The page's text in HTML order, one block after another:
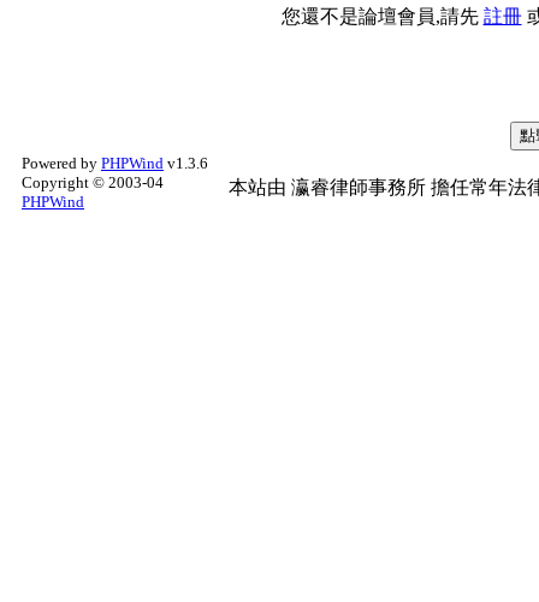
您還不是論壇會員,請先 註冊
Powered by PHPWind v1.3.6
Copyright © 2003-04
PHPWind
本站由 瀛睿律師事務所 擔任常年法